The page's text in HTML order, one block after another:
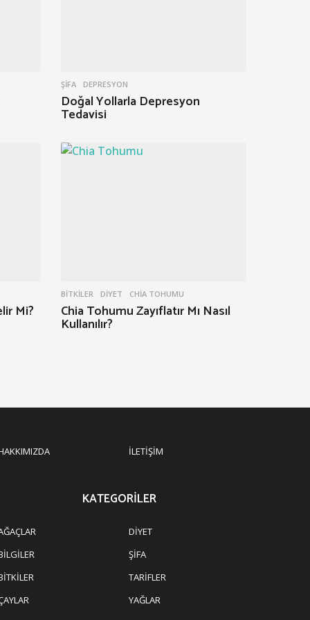
ŞIFA DEPRESYON
Doğal Yollarla Depresyon
Tedavisi
Mi?
BITKILER ,DIYET CHIA TOHUMU
Chia Tohumu Zayıflatır Mı Nasıl
Kullanılır?
İLETIŞIM
KATEGORILER
DIYET
ŞIFA
TARIFLER
YAĞLAR